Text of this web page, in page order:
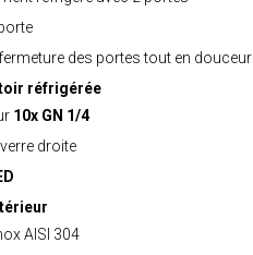
des portes tout en douceur
réfrigérée
10x GN 1/4
droite
AISI 304